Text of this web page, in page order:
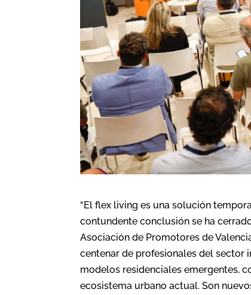
“El flex living es una solución
contundente conclusión se ha
Asociación de Promotores de
centenar de profesionales del sector
modelos residenciales emergentes,
ecosistema urbano actual. Son